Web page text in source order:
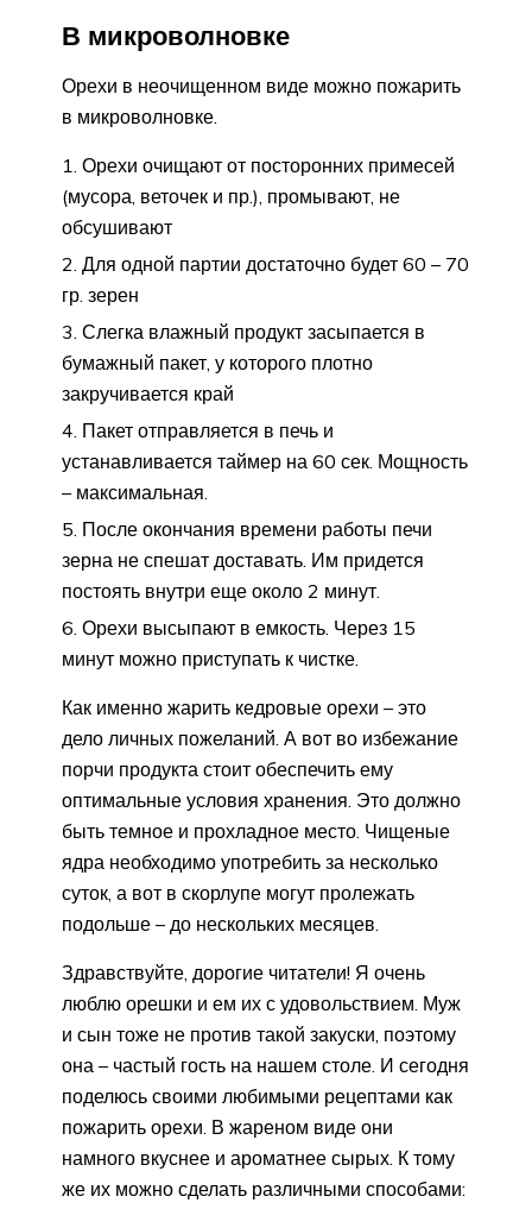
В микроволновке
Орехи в неочищенном виде можно пожарить
в микроволновке.
Орехи очищают от посторонних примесей
(мусора, веточек и пр.), промывают, не
обсушивают
Для одной партии достаточно будет 60 – 70
гр. зерен
Слегка влажный продукт засыпается в
бумажный пакет, у которого плотно
закручивается край
Пакет отправляется в печь и
устанавливается таймер на 60 сек. Мощность
– максимальная.
После окончания времени работы печи
зерна не спешат доставать. Им придется
постоять внутри еще около 2 минут.
Орехи высыпают в емкость. Через 15
минут можно приступать к чистке.
Как именно жарить кедровые орехи – это
дело личных пожеланий. А вот во избежание
порчи продукта стоит обеспечить ему
оптимальные условия хранения. Это должно
быть темное и прохладное место. Чищеные
ядра необходимо употребить за несколько
суток, а вот в скорлупе могут пролежать
подольше – до нескольких месяцев.
Здравствуйте, дорогие читатели! Я очень
люблю орешки и ем их с удовольствием. Муж
и сын тоже не против такой закуски, поэтому
она – частый гость на нашем столе. И сегодня
поделюсь своими любимыми рецептами как
пожарить орехи. В жареном виде они
намного вкуснее и ароматнее сырых. К тому
же их можно сделать различными способами: